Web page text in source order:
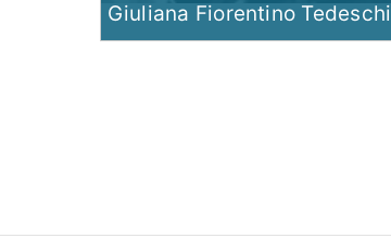
Giuliana Fiorentino Tedeschi